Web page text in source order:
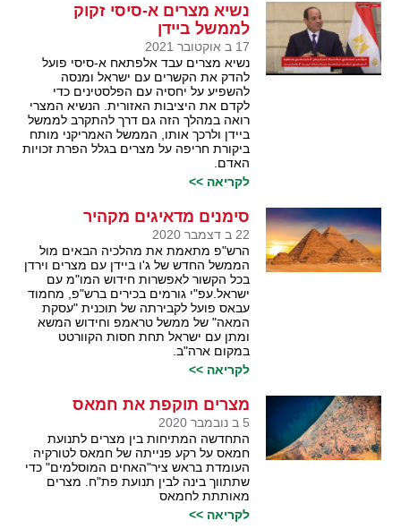
נשיא מצרים א-סיסי זקוק
לממשל ביידן
17 ב אוקטובר 2021
נשיא מצרים עבד אלפתאח א-סיסי פועל
להדק את הקשרים עם ישראל ומנסה
להשפיע על יחסיה עם הפלסטינים כדי
לקדם את היציבות האזורית. הנשיא המצרי
רואה במהלך הזה גם דרך להתקרב לממשל
ביידן ולרכך אותו, הממשל האמריקני מותח
ביקורת חריפה על מצרים בגלל הפרת זכויות
האדם.
לקריאה >>
סימנים מדאיגים מקהיר
22 ב דצמבר 2020
הרש"פ מתאמת את מהלכיה הבאים מול
הממשל החדש של ג'ו ביידן עם מצרים וירדן
בכל הקשור לאפשרות חידוש המו"מ עם
ישראל.עפ"י גורמים בכירים ברש"פ, מחמוד
עבאס פועל לקבירתה של תוכנית "עסקת
המאה" של ממשל טראמפ וחידוש המשא
ומתן עם ישראל תחת חסות הקוורטט
במקום ארה"ב.
לקריאה >>
מצרים תוקפת את חמאס
5 ב נובמבר 2020
התחדשה המתיחות בין מצרים לתנועת
חמאס על רקע פנייתה של חמאס לטורקיה
העומדת בראש ציר"האחים המוסלמים" כדי
שתתווך בינה לבין תנועת פת"ח. מצרים
מאותתת לחמאס
לקריאה >>